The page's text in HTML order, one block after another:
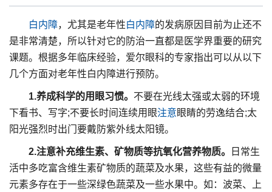
白内障，尤其是老年性白内障的发病原因目前为止还不
是非常清楚，所以针对它的防治一直都是医学界重要的研究
课题。根据多年临床经验，爱尔眼科的专家指出可以从以下
几个方面对老年性白内障进行预防。
1.养成科学的用眼习惯。 不要在光线太强或太弱的环境
下看书、写字;不要长时间连续用眼注意眼睛的劳逸结合;太
阳光强烈时出门要戴防紫外线太阳镜。
2.注意补充维生素、矿物质等抗氧化营养物质。
日常生
活中多吃富含维生素矿物质的蔬菜及水果，这些有益的微量
元素多存在于一些深绿色蔬菜及一些水果中。如：波菜、上